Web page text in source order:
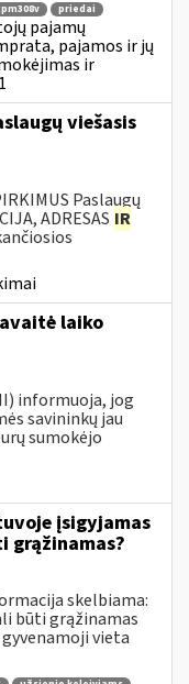
priedai
pajamų
pajamos ir jų
ir
viešasis
Paslaugų
ADRESAS IR
laiko
informuoja, jog
savininkų jau
sumokėjo
įsigyjamas
grąžinamas?
skelbiama:
būti grąžinamas
vieta